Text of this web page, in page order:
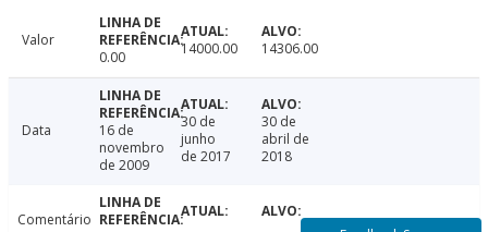
Valor
0.00
14000.00 14306.00
Data
16 de
novembro
de 2009
30 de
junho
de 2017
30 de
abril de
2018
Comentário